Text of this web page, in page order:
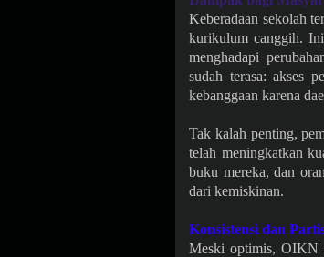
Keberadaan sekolah
kurikulum canggih.
menghadapi
sudah terasa: akses
kebanggaan karena
Tak kalah penting,
telah meningkatkan
buku mereka, dan
dari kemiskinan.
Konsistensi dan
Meski optimis, OIKN